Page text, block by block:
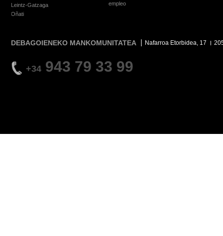
Leintz-Gatzaga
Oñati
empleo
DEBAGOIENEKO MANKOMUNITATEA Nafarroa Etorbidea, 17
+34 943 79 33 99